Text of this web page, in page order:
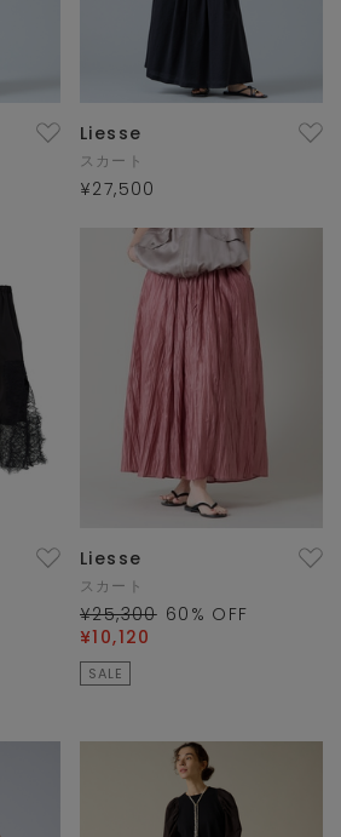
Liesse
スカート
¥27,500
Liesse
スカート
¥25,300 60 % OFF
¥10,120
SALE